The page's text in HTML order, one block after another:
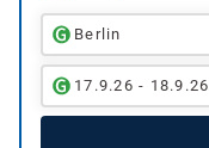
Berlin
17.9.26 - 18.9.26